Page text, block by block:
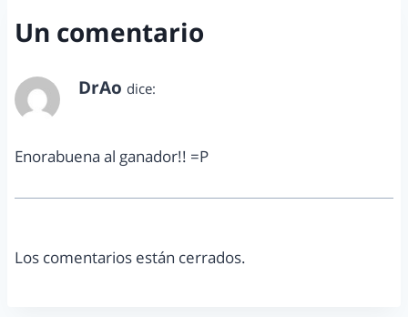
Un comentario
DrAo dice:
Enorabuena al ganador!! =P
Los comentarios están cerrados.